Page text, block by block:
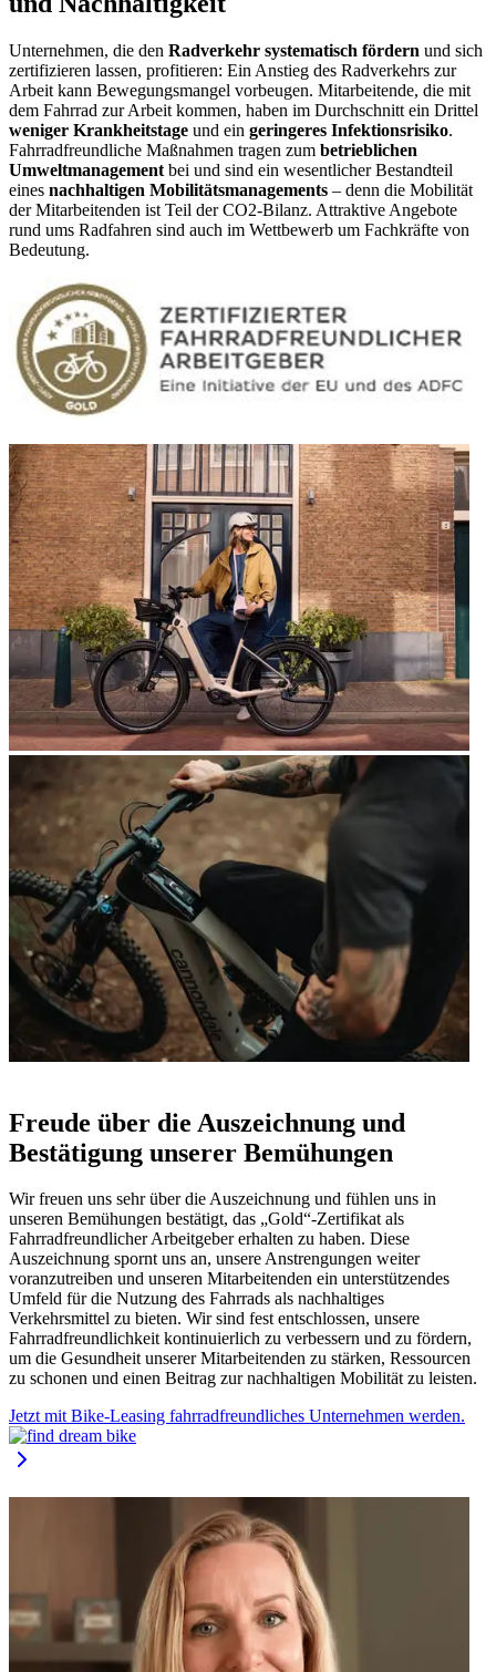
Unternehmen, die den Radverkehr systematisch fördern und sich
zertifizieren lassen, profitieren: Ein Anstieg des Radverkehrs zur
Arbeit kann Bewegungsmangel vorbeugen. Mitarbeitende, die mit
dem Fahrrad zur Arbeit kommen, haben im Durchschnitt ein Drittel
weniger Krankheitstage und ein geringeres Infektionsrisiko.
Fahrradfreundliche Maßnahmen tragen zum betrieblichen
Umweltmanagement bei und sind ein wesentlicher Bestandteil
eines nachhaltigen Mobilitätsmanagements – denn die Mobilität
der Mitarbeitenden ist Teil der CO2-Bilanz. Attraktive Angebote
rund ums Radfahren sind auch im Wettbewerb um Fachkräfte von
Bedeutung.
Freude über die Auszeichnung und
Bestätigung unserer Bemühungen
Wir freuen uns sehr über die Auszeichnung und fühlen uns in
unseren Bemühungen bestätigt, das „Gold“-Zertifikat als
Fahrradfreundlicher Arbeitgeber erhalten zu haben. Diese
Auszeichnung spornt uns an, unsere Anstrengungen weiter
voranzutreiben und unseren Mitarbeitenden ein unterstützendes
Umfeld für die Nutzung des Fahrrads als nachhaltiges
Verkehrsmittel zu bieten. Wir sind fest entschlossen, unsere
Fahrradfreundlichkeit kontinuierlich zu verbessern und zu fördern,
um die Gesundheit unserer Mitarbeitenden zu stärken, Ressourcen
zu schonen und einen Beitrag zur nachhaltigen Mobilität zu leisten.
Jetzt mit Bike-Leasing fahrradfreundliches Unternehmen werden.